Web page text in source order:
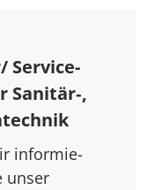
Ser­vice­
Sanitär‑,
infor­mie­
unser